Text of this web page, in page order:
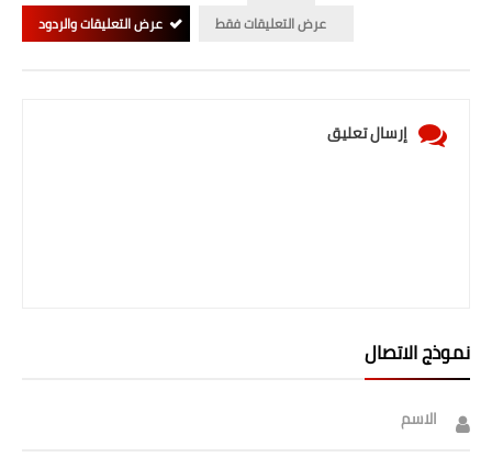
فن ومشاهيرعرض التعليقات فقط
عرض التعليقات والردود
إرسال تعليق
نموذج الاتصال
الاسم